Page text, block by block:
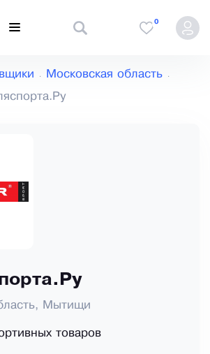
0
Московская область
Мытищи
товаров